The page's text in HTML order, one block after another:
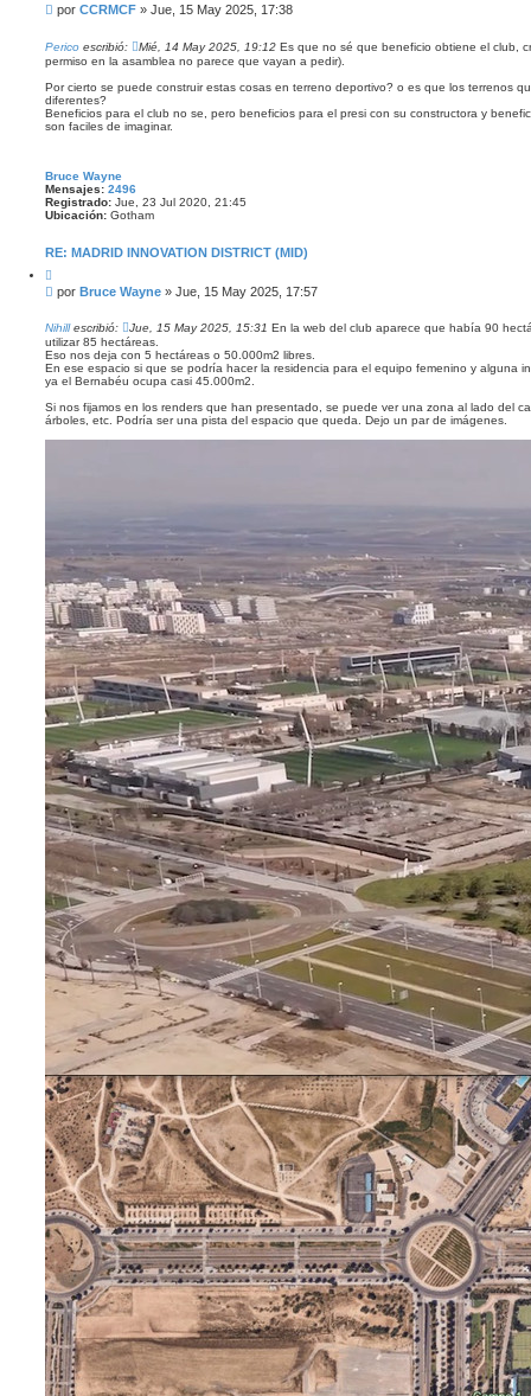
i
t
r
M
n
s
j
e
por CCRMCF » Jue, 15 May 2025, 17:38
Perico escribió: Mié, 14 May 2025, 19:12 Es que no sé que beneficio obtiene el club,
permiso en la asamblea no parece que vayan a pedir).
Por cierto se puede construir estas cosas en terreno deportivo? o es que los terrenos
diferentes?
Beneficios para el club no se, pero beneficios para el presi con su constructora y
son faciles de imaginar.
Bruce Wayne
Mensajes: 2496
Registrado: Jue, 23 Jul 2020, 21:45
Ubicación: Gotham
RE: MADRID INNOVATION DISTRICT (MID)
i
t
r
M
n
s
a
j
e
por Bruce Wayne » Jue, 15 May 2025, 17:57
Nihillescribió: Jue, 15 May 2025, 15:31 En la web del club aparece que había 90
utilizar 85 hectáreas.
Eso nos deja con 5 hectáreas o 50.000m2 libres.
En ese espacio si que se podría hacer la residencia para el equipo femenino y alguna
ya el Bernabéu ocupa casi 45.000m2.
Si nos fijamos en los renders que han presentado, se puede ver una zona al lado del
árboles, etc. Podría ser una pista del espacio que queda. Dejo un par de imágenes.